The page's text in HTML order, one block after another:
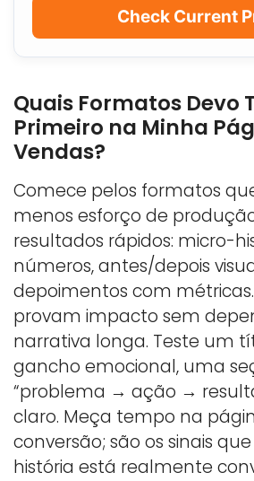
Check Current
Quais Formatos Devo
Primeiro na Minha
Vendas?
Comece pelos formatos
menos esforço de
resultados rápidos: micro-
números, antes/depois
depoimentos com
provam impacto sem
narrativa longa. Teste um
gancho emocional, uma
“problema → ação →
claro. Meça tempo na
conversão; são os sinais
história está realmente